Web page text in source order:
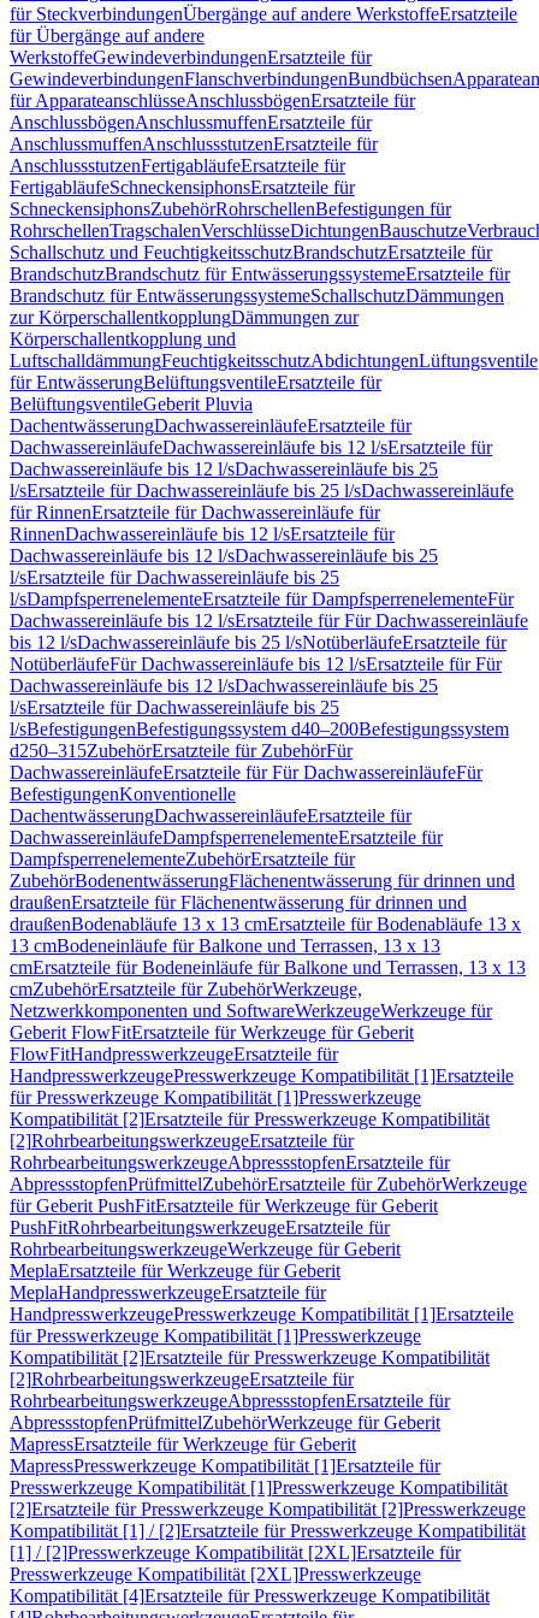
für SteckverbindungenÜbergänge auf andere WerkstoffeErsatzteile
für Übergänge auf andere
WerkstoffeGewindeverbindungenErsatzteile für
GewindeverbindungenFlanschverbindungenBundbüchsen
für ApparateanschlüsseAnschlussbögenErsatzteile für
AnschlussbögenAnschlussmuffenErsatzteile für
AnschlussmuffenAnschlussstutzenErsatzteile für
AnschlussstutzenFertigabläufeErsatzteile für
FertigabläufeSchneckensiphonsErsatzteile für
SchneckensiphonsZubehörRohrschellenBefestigungen für
RohrschellenTragschalenVerschlüsseDichtungenBauschutze
Schallschutz und FeuchtigkeitsschutzBrandschutzErsatzteile für
BrandschutzBrandschutz für EntwässerungssystemeErsatzteile für
Brandschutz für EntwässerungssystemeSchallschutzDämmungen
zur KörperschallentkopplungDämmungen zur
Körperschallentkopplung und
LuftschalldämmungFeuchtigkeitsschutzAbdichtungenLüftungsventile
für EntwässerungBelüftungsventileErsatzteile für
BelüftungsventileGeberit Pluvia
DachentwässerungDachwassereinläufeErsatzteile für
DachwassereinläufeDachwassereinläufe bis 12 l/sErsatzteile für
Dachwassereinläufe bis 12 l/sDachwassereinläufe bis 25
l/sErsatzteile für Dachwassereinläufe bis 25 l/sDachwassereinläufe
für RinnenErsatzteile für Dachwassereinläufe für
RinnenDachwassereinläufe bis 12 l/sErsatzteile für
Dachwassereinläufe bis 12 l/sDachwassereinläufe bis 25
l/sErsatzteile für Dachwassereinläufe bis 25
l/sDampfsperrenelementeErsatzteile für DampfsperrenelementeFür
Dachwassereinläufe bis 12 l/sErsatzteile für Für Dachwassereinläufe
bis 12 l/sDachwassereinläufe bis 25 l/sNotüberläufeErsatzteile für
NotüberläufeFür Dachwassereinläufe bis 12 l/sErsatzteile für Für
Dachwassereinläufe bis 12 l/sDachwassereinläufe bis 25
l/sErsatzteile für Dachwassereinläufe bis 25
l/sBefestigungenBefestigungssystem d40–200Befestigungssystem
d250–315ZubehörErsatzteile für ZubehörFür
DachwassereinläufeErsatzteile für Für DachwassereinläufeFür
BefestigungenKonventionelle
DachentwässerungDachwassereinläufeErsatzteile für
DachwassereinläufeDampfsperrenelementeErsatzteile für
DampfsperrenelementeZubehörErsatzteile für
ZubehörBodenentwässerungFlächenentwässerung für drinnen und
draußenErsatzteile für Flächenentwässerung für drinnen und
draußenBodenabläufe 13 x 13 cmErsatzteile für Bodenabläufe 13 x
13 cmBodeneinläufe für Balkone und Terrassen, 13 x 13
cmErsatzteile für Bodeneinläufe für Balkone und Terrassen, 13 x 13
cmZubehörErsatzteile für ZubehörWerkzeuge,
Netzwerkkomponenten und SoftwareWerkzeugeWerkzeuge für
Geberit FlowFitErsatzteile für Werkzeuge für Geberit
FlowFitHandpresswerkzeugeErsatzteile für
HandpresswerkzeugePresswerkzeuge Kompatibilität [1]Ersatzteile
für Presswerkzeuge Kompatibilität [1]Presswerkzeuge
Kompatibilität [2]Ersatzteile für Presswerkzeuge Kompatibilität
[2]RohrbearbeitungswerkzeugeErsatzteile für
RohrbearbeitungswerkzeugeAbpressstopfenErsatzteile für
AbpressstopfenPrüfmittelZubehörErsatzteile für ZubehörWerkzeuge
für Geberit PushFitErsatzteile für Werkzeuge für Geberit
PushFitRohrbearbeitungswerkzeugeErsatzteile für
RohrbearbeitungswerkzeugeWerkzeuge für Geberit
MeplaErsatzteile für Werkzeuge für Geberit
MeplaHandpresswerkzeugeErsatzteile für
HandpresswerkzeugePresswerkzeuge Kompatibilität [1]Ersatzteile
für Presswerkzeuge Kompatibilität [1]Presswerkzeuge
Kompatibilität [2]Ersatzteile für Presswerkzeuge Kompatibilität
[2]RohrbearbeitungswerkzeugeErsatzteile für
RohrbearbeitungswerkzeugeAbpressstopfenErsatzteile für
AbpressstopfenPrüfmittelZubehörWerkzeuge für Geberit
MapressErsatzteile für Werkzeuge für Geberit
MapressPresswerkzeuge Kompatibilität [1]Ersatzteile für
Presswerkzeuge Kompatibilität [1]Presswerkzeuge Kompatibilität
[2]Ersatzteile für Presswerkzeuge Kompatibilität [2]Presswerkzeuge
Kompatibilität [1] / [2]Ersatzteile für Presswerkzeuge Kompatibilität
[1] / [2]Presswerkzeuge Kompatibilität [2XL]Ersatzteile für
Presswerkzeuge Kompatibilität [2XL]Presswerkzeuge
Kompatibilität [4]Ersatzteile für Presswerkzeuge Kompatibilität